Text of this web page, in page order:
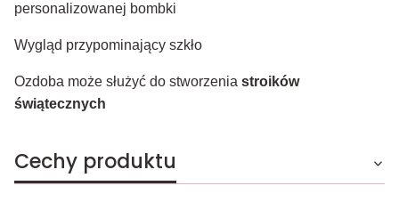
personalizowanej bombki
Wygląd przypominający szkło
Ozdoba może służyć do stworzenia stroików
świątecznych
Cechy produktu